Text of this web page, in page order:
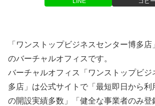
「ワンストップビジネスセンター博多
のバーチャルオフィスです。
バーチャルオフィス「ワンストップビジ
多店」は公式サイトで「最短即日から利
の開設実績多数」「健全な事業者のみ登